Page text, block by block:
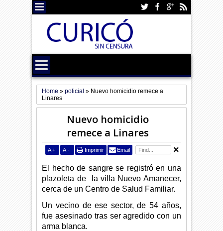
Home »policial » Nuevo homicidio remece a
Linares
Nuevo homicidio
remece a Linares
A + A - Imprimir Email
El hecho de sangre se registró en una
plazoleta de la villa Nuevo Amanecer,
cerca de un Centro de Salud Familiar.
Un vecino de ese sector, de 54 años,
fue asesinado tras ser agredido con un
arma blanca.